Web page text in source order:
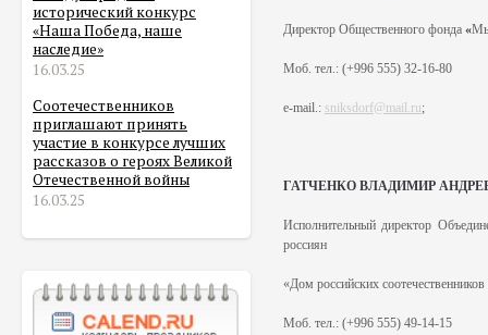
исторический конкурс
«Наша Победа, наше
наследие»
16.03.25
Соотечественников
приглашают принять
участие в конкурсе лучших
рассказов о героях Великой
Отечественной войны
16.03.25
Директор Общественного фонда «Мы
Моб. тел.: (+996 555) 32-16-80
e-mail.: sniksdorf@mail.ru;
ГАТЧЕНКО ВЛАДИМИР
Исполнительный директор
россиян
«Дом российских
Моб. тел.: (+996 555) 49-14-15